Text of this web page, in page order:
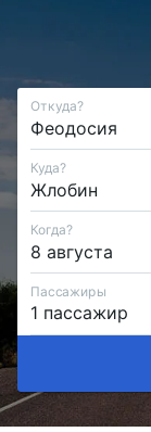
Откуда?
Куда?
Когда?
Пассажиры